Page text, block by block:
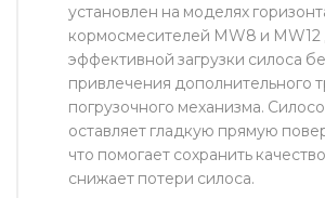
установлен на моделях
кормосмесителей MW8 и MW12
эффективной загрузки силоса
привлечения дополнительного
погрузочного механизма.
оставляет гладкую прямую
что помогает сохранить
снижает потери силоса.